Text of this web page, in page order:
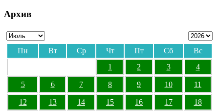
Архив
Пн Вт Ср Чт Пт Сб
Вс
1
2 3 4
5 6 7 8 9 10 11
12 13 14 15 16 17 18